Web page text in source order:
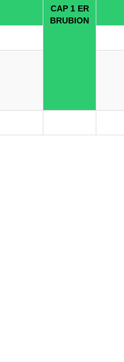
CAP 1 ER
BRUBION